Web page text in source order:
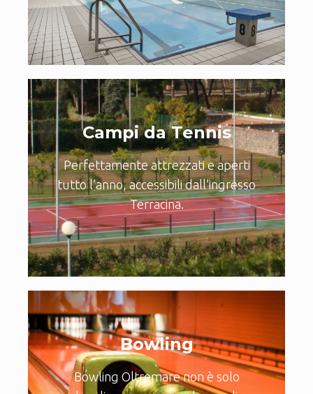
Campi da Tennis
Perfettamente attrezzati e aperti
tutto l’anno, accessibili dall’ingresso
Terracina.
Bowling
Bowling Oltremare non è solo